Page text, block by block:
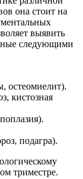
она стоит на
выявить
следующими
остеомиелит).
кистозная
подагра).
триместре.